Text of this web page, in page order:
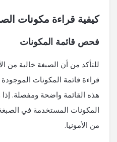
كيفية قراءة مكونات
فحص قائمة المكونات
للتأكد من أن الصبغة خالية من
قراءة قائمة المكونات
هذه القائمة واضحة ومفصلة.
المكونات المستخدمة في
من الأمونيا.